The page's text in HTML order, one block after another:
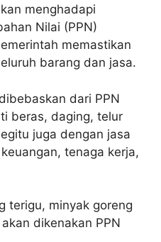
menghadapi
Nilai (PPN)
memastikan
barang dan jasa.
dari PPN
beras, daging, telur
juga dengan jasa
tenaga kerja,
terigu, minyak goreng
dikenakan PPN